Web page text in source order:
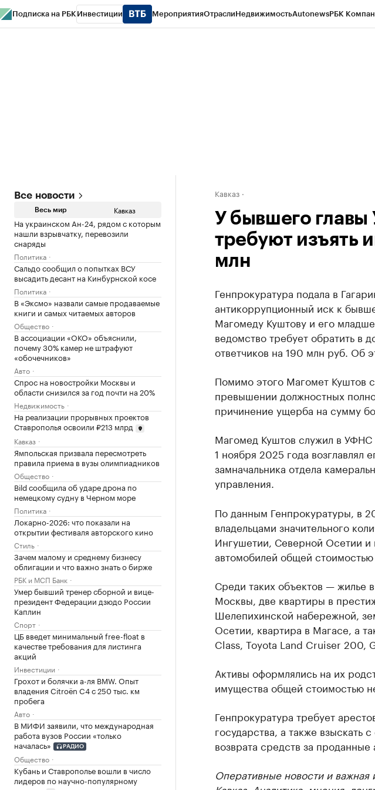
Подписка на РБК Инвестиции МероприятияОтраслиНедвижимостьAutonewsРБК
Все новости
Весь мир Кавказ
На украинском Ан-24, рядом с которым
нашли взрывчатку, перевозили
снаряды
Политика
Сальдо сообщил о попытках ВСУ
высадить десант на Кинбурнской косе
Политика
В «Эксмо» назвали самые продаваемые
книги и самых читаемых авторов
Общество
В ассоциации «ОКО» объяснили,
почему 30% камер не штрафуют
«обочечников»
Авто
Спрос на новостройки Москвы и
области снизился за год почти на 20%
Недвижимость
На реализации прорывных проектов
Ставрополья освоили ₽213 млрд
Кавказ
Ямпольская призвала пересмотреть
правила приема в вузы олимпиадников
Общество
Bild сообщила об ударе дрона по
немецкому судну в Черном море
Политика
Локарно-2026: что показали на
открытии фестиваля авторского кино
Стиль
Зачем малому и среднему бизнесу
облигации и что важно знать о бирже
РБК и МСП Банк
Умер бывший тренер сборной и вице-
президент Федерации дзюдо России
Каплин
Спорт
ЦБ введет минимальный free-float в
качестве требования для листинга
акций
Инвестиции
Грохот и болячки а-ля BMW. Опыт
владения Citroёn C4 с 250 тыс. км
пробега
Авто
В МИФИ заявили, что международная
работа вузов России «только
началась»
РАДИО
Общество
Кубань и Ставрополье вошли в число
лидеров по научно-популярному
Кавказ
У бывшего
требуют изъять
млн
Генпрокуратура подала в
антикоррупционный иск к
Магомеду Куштову и его
ведомство требует обратить в
ответчиков на 190 млн руб. Об
Помимо этого Магомет Куштов
превышении должностных
причинение ущерба на сумму
Магомед Куштов служил в УФНС
1 ноября 2025 года возглавлял
замначальника отдела
управления.
По данным Генпрокуратуры, в
владельцами значительного
Ингушетии, Северной Осетии
автомобилей общей
Среди таких объектов — жилье
Москвы, две квартиры в
Шелепихинской набережной,
Осетии, квартира в Магасе, а
Class, Toyota Land Cruiser 200,
Активы оформлялись на их
имущества общей стоимостью
Генпрокуратура требует
государства, а также взыскать
возврата средств за проданные
Оперативные новости и